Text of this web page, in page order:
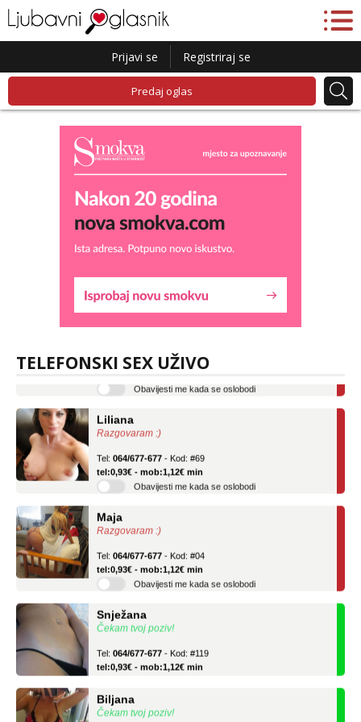
Prijavi se Registriraj se
Predaj oglas
TELEFONSKI SEX UŽIVO
tel:0,93€ - mob:1,12€ min
Razgovaram :)
tel:0,93€ - mob:1,12€ min
Obavijesti me kada se oslobodi
Razgovaram :)
tel:0,93€ - mob:1,12€ min
Obavijesti me kada se oslobodi
Čekam tvoj poziv!
tel:0,93€ - mob:1,12€ min
Čekam tvoj poziv!